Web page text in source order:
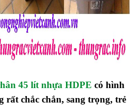
45 lít nhựa HDPE có hình
rất chắc chắn, sang trọng, trẻ